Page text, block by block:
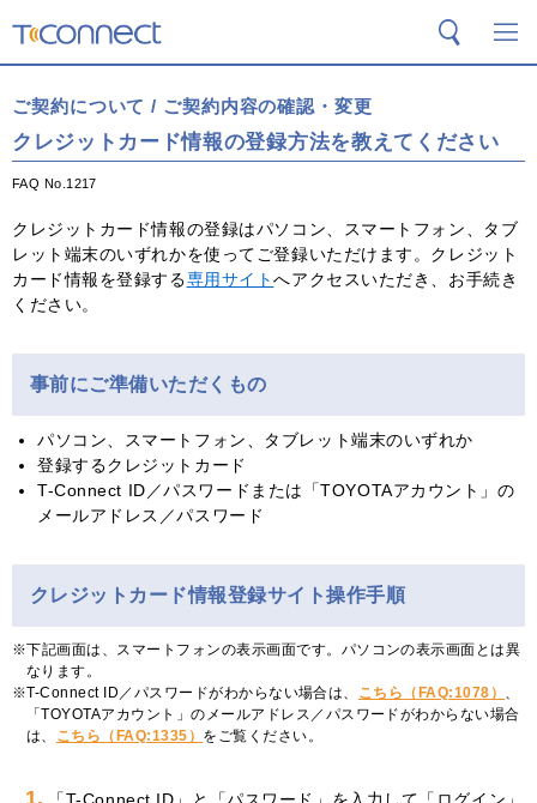
検索
ご契約について / ご契約内容の確認・変更
クレジットカード情報の登録方法を教えてください
FAQ No.1217
クレジットカード情報の登録はパソコン、スマートフォン、タブ
レット端末のいずれかを使ってご登録いただけます。クレジット
カード情報を登録する専用サイトへアクセスいただき、お手続き
ください。
事前にご準備いただくもの
パソコン、スマートフォン、タブレット端末のいずれか
登録するクレジットカード
T-Connect ID／パスワードまたは「TOYOTAアカウント」の
メールアドレス／パスワード
クレジットカード情報登録サイト操作手順
下記画面は、スマートフォンの表示画面です。パソコンの表示画面とは異
なります。
T-Connect ID／パスワードがわからない場合は、 こちら（FAQ:1078） 、
「TOYOTAアカウント」のメールアドレス／パスワードがわからない場合
は、 こちら（FAQ:1335） をご覧ください。
1.